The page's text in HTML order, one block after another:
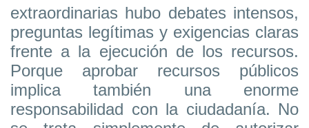
extraordinarias hubo debates intensos,
preguntas legítimas y exigencias claras
frente a la ejecución de los recursos.
Porque aprobar recursos públicos
implica también una enorme
responsabilidad con la ciudadanía. No